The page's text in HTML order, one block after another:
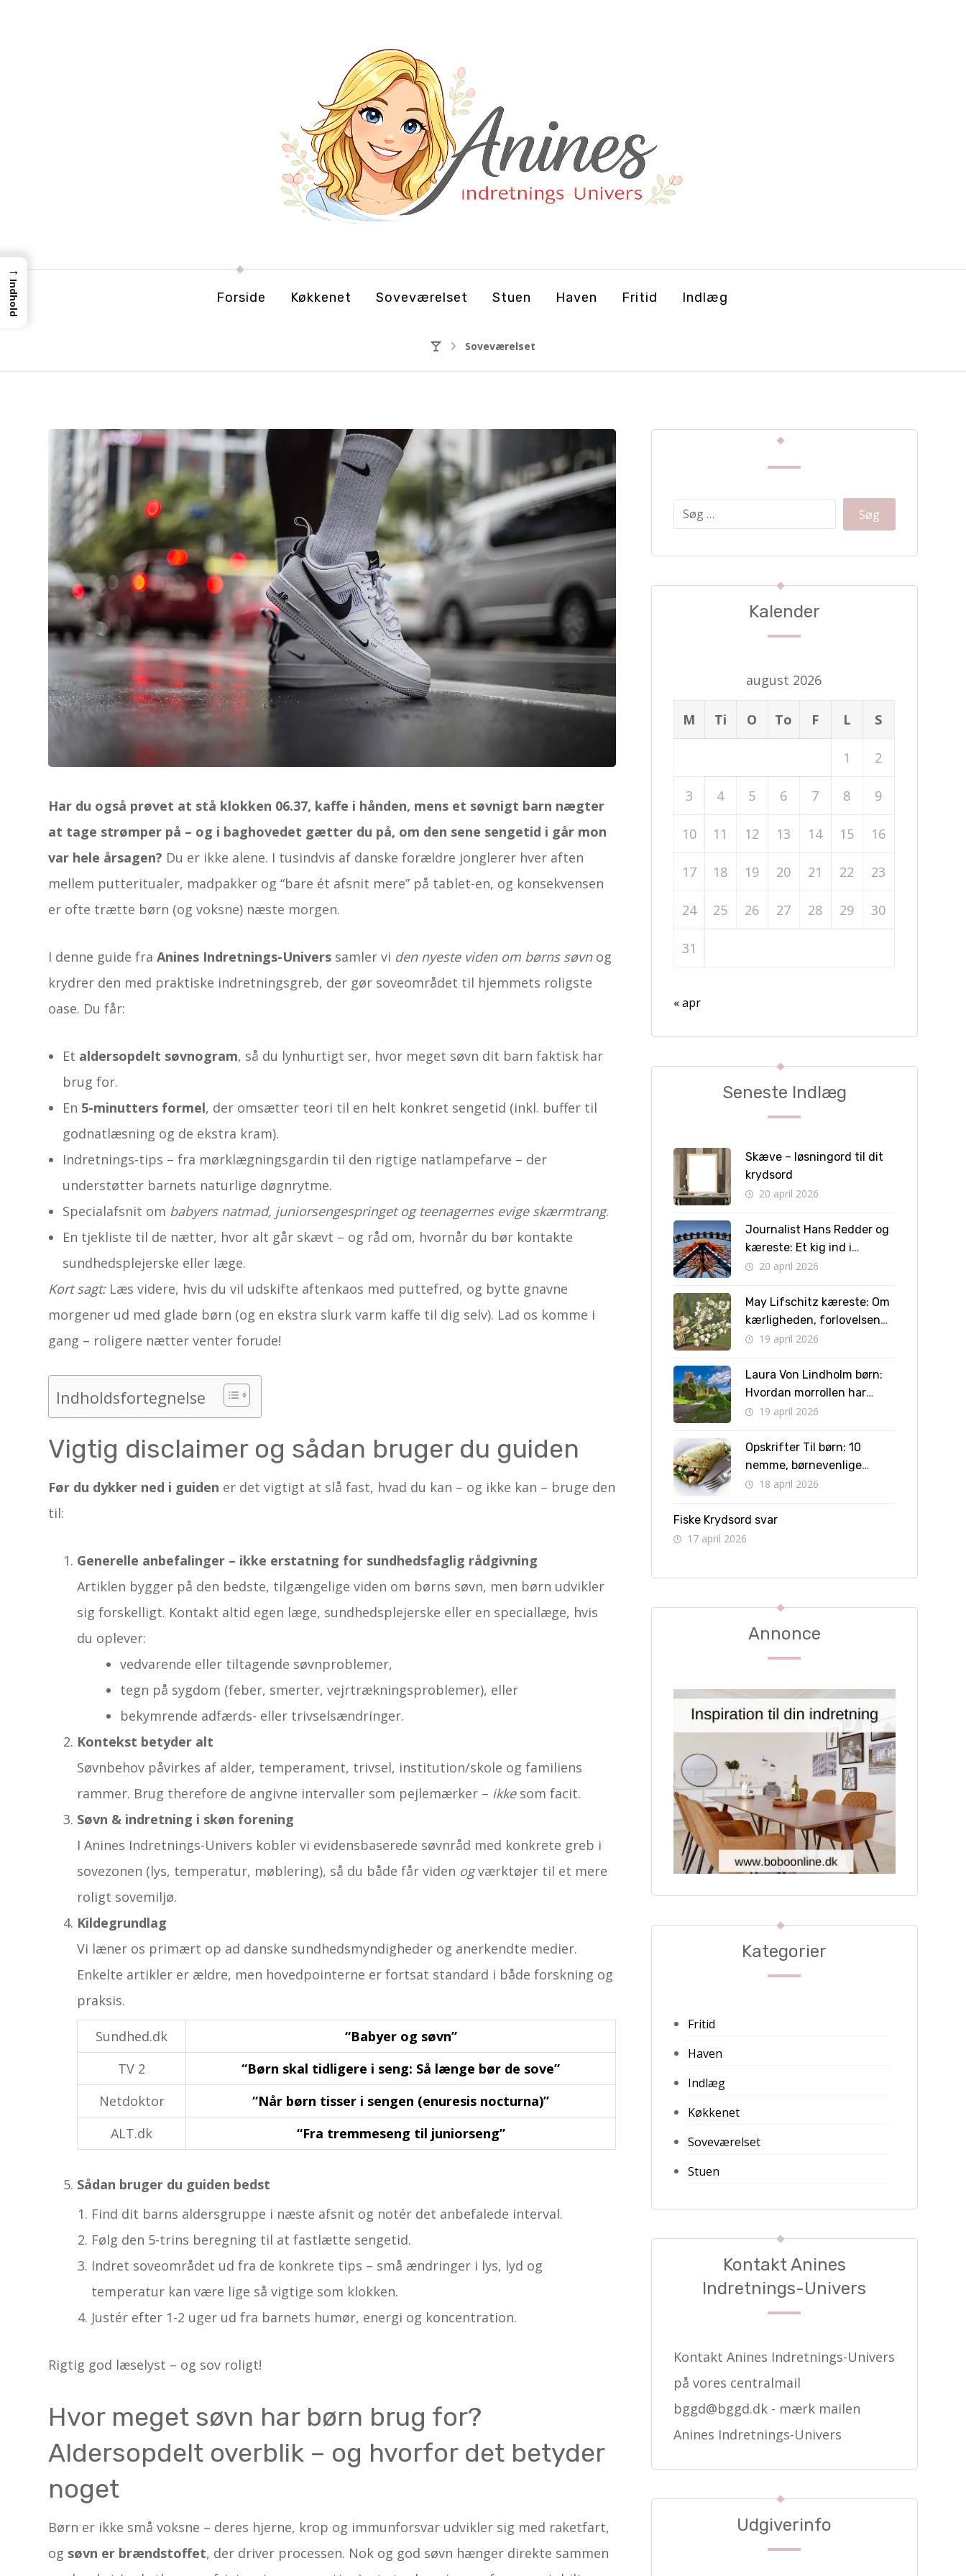
Forside Køkkenet Soveværelset Stuen Haven Fritid Indlæg
Soveværelset
Har du også prøvet at stå klokken 06.37, kaffe i hånden, mens et søvnigt barn nægter
at tage strømper på – og i baghovedet gætter du på, om den sene sengetid i går mon
var hele årsagen? Du er ikke alene. I tusindvis af danske forældre jonglerer hver aften
mellem putteritualer, madpakker og “bare ét afsnit mere” på tablet-en, og konsekvensen
er ofte trætte børn (og voksne) næste morgen.
I denne guide fraAnines Indretnings-Univers samler vi den nyeste viden om børns søvnog
krydrer den med praktiske indretningsgreb, der gør soveområdet til hjemmets roligste
oase. Du får:
Et aldersopdelt søvnogram, så du lynhurtigt ser, hvor meget søvn dit barn faktisk har
brug for.
En 5-minutters formel, der omsætter teori til en helt konkret sengetid (inkl. buffer til
godnatlæsning og de ekstra kram).
Indretnings-tips – fra mørklægningsgardin til den rigtige natlampefarve – der
understøtter barnets naturlige døgnrytme.
Specialafsnit om babyers natmad, juniorsengespringet og teenagernes evige skærmtrang.
En tjekliste til de nætter, hvor alt går skævt – og råd om, hvornår du bør kontakte
sundhedsplejerske eller læge.
Kort sagt:Læs videre, hvis du vil udskifte aftenkaos med puttefred, og bytte gnavne
morgener ud med glade børn (og en ekstra slurk varm kaffe til dig selv). Lad os komme i
gang – roligere nætter venter forude!
Indholdsfortegnelse
Vigtig disclaimer og sådan bruger du guiden
Før du dykker ned i guiden er det vigtigt at slå fast, hvad du kan – og ikke kan – bruge den
til:
Generelle anbefalinger – ikke erstatning for sundhedsfaglig rådgivning
Artiklen bygger på den bedste, tilgængelige viden om børns søvn, men børn udvikler
sig forskelligt. Kontakt altid egen læge, sundhedsplejerske eller en special­læge, hvis
du oplever:
vedvarende eller tiltagende søvnproblemer,
tegn på sygdom (feber, smerter, vejrtrækningsproblemer), eller
bekymrende adfærds- eller trivselsændringer.
Kontekst betyder alt
Søvnbehov påvirkes af alder, temperament, trivsel, institution/skole og familiens
rammer. Brug therefore de angivne intervaller som pejlemærker – ikkesom facit.
Søvn & indretning i skøn forening
I Anines Indretnings-Univers kobler vi evidens­baserede søvnråd med konkrete greb i
sovezonen (lys, temperatur, møblering), så du både får viden ogværktøjer til et mere
roligt sove­miljø.
Kildegrundlag
Vi læner os primært op ad danske sundheds­myndigheder og anerkendte medier.
Enkelte artikler er ældre, men hovedpointerne er fortsat standard i både forskning og
praksis.
Sundhed.dk
“Babyer og søvn”
TV 2
“Børn skal tidligere i seng: Så længe bør de sove”
Netdoktor
“Når børn tisser i sengen (enuresis nocturna)”
ALT.dk
“Fra tremmeseng til juniorseng”
Sådan bruger du guiden bedst
Find dit barns aldersgruppe i næste afsnit og notér det anbefalede interval.
Følg den 5-trins beregning til at fastlætte sengetid.
Indret soveområdet ud fra de konkrete tips – små ændringer i lys, lyd og
temperatur kan være lige så vigtige som klokken.
Justér efter 1-2 uger ud fra barnets humør, energi og koncentration.
Rigtig god læselyst – og sov roligt!
Hvor meget søvn har børn brug for?
Aldersopdelt overblik – og hvorfor det betyder
noget
Børn er ikke små voksne – deres hjerne, krop og immunforsvar udvikler sig med raketfart,
og søvn er brændstoffet, der driver processen. Nok og god søvn hænger direkte sammen
Kalender
august 2026
M Ti O To F L S
1 2
3 4 5 6 7 8 9
10 11 12 13 14 15 16
17 18 19 20 21 22 23
24 25 26 27 28 29 30
31
« apr
Seneste Indlæg
Skæve – løsningord til dit
krydsord
20 april 2026
Journalist Hans Redder og
kæreste: Et kig ind i
privatlivet bag skærmen
20 april 2026
May Lifschitz kæreste: Om
kærligheden, forlovelsen
og vejen til bryllup
19 april 2026
Laura Von Lindholm børn:
Hvordan morrollen har
formet hendes liv
19 april 2026
Opskrifter Til børn: 10
nemme, børnevenlige
retter børn kan lave selv
18 april 2026
Fiske Krydsord svar
17 april 2026
Annonce
Kategorier
Fritid
Haven
Indlæg
Køkkenet
Soveværelset
Stuen
Kontakt Anines
Indretnings-Univers
Kontakt Anines Indretnings-Univers
på vores centralmail
bggd@bggd.dk- mærk mailen
Anines Indretnings-Univers
Udgiverinfo
→
Indhold